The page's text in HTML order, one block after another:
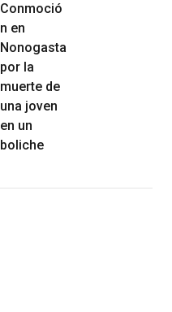
Conmoció
n en
Nonogasta
por la
muerte de
una joven
en un
boliche